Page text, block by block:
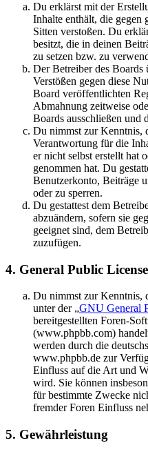
Du erklärst mit der
Inhalte enthält, die gegen
Sitten verstoßen. Du
besitzt, die in deinen
zu setzen bzw. zu
Der Betreiber des Boards
Verstößen gegen diese
Board veröffentlichten
Abmahnung zeitweise
Boards ausschließen und
Du nimmst zur Kenntnis,
Verantwortung für die
er nicht selbst erstellt hat
genommen hat. Du
Benutzerkonto, Beiträge
oder zu sperren.
Du gestattest dem
abzuändern, sofern sie
geeignet sind, dem
zuzufügen.
4. General Public License
Du nimmst zur Kenntnis,
unter der „GNU General
bereitgestellten Foren-
(www.phpbb.com)
werden durch die
www.phpbb.de zur
Einfluss auf die Art und
wird. Sie können
für bestimmte Zwecke
fremder Foren Einfluss
5. Gewährleistung